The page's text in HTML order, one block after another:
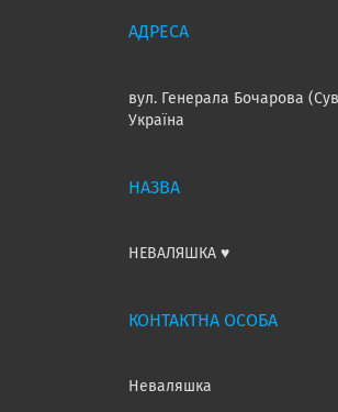
вул. Генерала Бочарова
Україна
НЕВАЛЯШКА ♥️
Неваляшка